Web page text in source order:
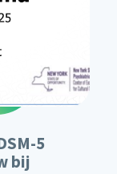
5
bij